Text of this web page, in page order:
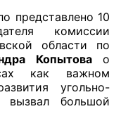
представлено 10
комиссии
области по
Копытовао
как важном
угольно-
вызвал большой